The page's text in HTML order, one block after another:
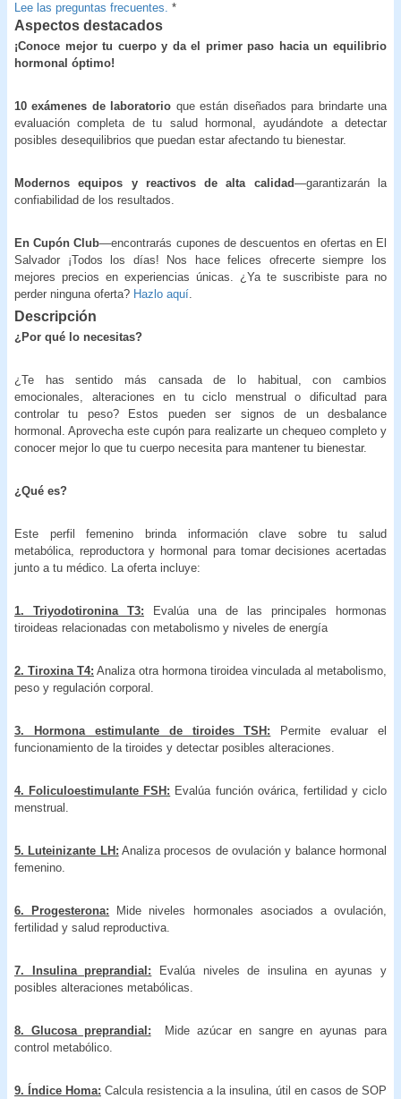
Lee las preguntas frecuentes. *
Aspectos destacados
¡Conoce mejor tu cuerpo y da el primer paso hacia un equilibrio
hormonal óptimo!
10 exámenes de laboratorio que están diseñados para brindarte una
evaluación completa de tu salud hormonal, ayudándote a detectar
posibles desequilibrios que puedan estar afectando tu bienestar.
Modernos equipos y reactivos de alta calidad—garantizarán la
confiabilidad de los resultados.
En Cupón Club—encontrarás cupones de descuentos en ofertas en El
Salvador ¡Todos los días! Nos hace felices ofrecerte siempre los
mejores precios en experiencias únicas. ¿Ya te suscribiste para no
perder ninguna oferta? Hazlo aquí
Descripción
¿Por qué lo necesitas?
¿Te has sentido más cansada de lo habitual, con cambios
emocionales, alteraciones en tu ciclo menstrual o dificultad para
controlar tu peso? Estos pueden ser signos de un desbalance
hormonal. Aprovecha este cupón para realizarte un chequeo completo y
conocer mejor lo que tu cuerpo necesita para mantener tu bienestar.
¿Qué es?
Este perfil femenino brinda información clave sobre tu salud
metabólica, reproductora y hormonal para tomar decisiones acertadas
junto a tu médico. La oferta incluye:
1. Triyodotironina T3: Evalúa una de las principales hormonas
tiroideas relacionadas con metabolismo y niveles de energía
2. Tiroxina T4: Analiza otra hormona tiroidea vinculada al metabolismo,
peso y regulación corporal.
3. Hormona estimulante de tiroides TSH:
Permite evaluar el
funcionamiento de la tiroides y detectar posibles alteraciones.
4. Foliculoestimulante FSH: Evalúa función ovárica, fertilidad y ciclo
menstrual.
5. Luteinizante LH: Analiza procesos de ovulación y balance hormonal
femenino.
6. Progesterona: Mide niveles hormonales asociados a ovulación,
fertilidad y salud reproductiva.
7. Insulina preprandial: Evalúa niveles de insulina en ayunas y
posibles alteraciones metabólicas.
8. Glucosa preprandial: Mide azúcar en sangre en ayunas para
control metabólico.
9. Índice Homa: Calcula resistencia a la insulina, útil en casos de SOP